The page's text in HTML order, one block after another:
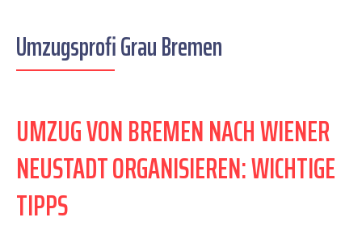
Umzugsprofi Grau Bremen
UMZUG VON BREMEN NACH WIENER
NEUSTADT ORGANISIEREN: WICHTIGE
TIPPS